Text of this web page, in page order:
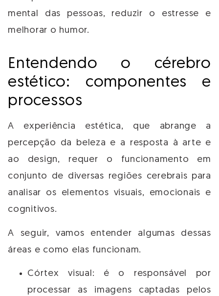
mental das pessoas, reduzir o estresse e
melhorar o humor.
Entendendo o cérebro
estético: componentes e
processos
A experiência estética, que abrange a
percepção da beleza e a resposta à arte e
ao design, requer o funcionamento em
conjunto de diversas regiões cerebrais para
analisar os elementos visuais, emocionais e
cognitivos.
A seguir, vamos entender algumas dessas
áreas e como elas funcionam.
Córtex visual: é o responsável por
processar as imagens captadas pelos